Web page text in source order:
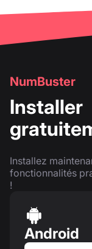
NumBuster
Installer
Installez
fonctionnalités
!
Android